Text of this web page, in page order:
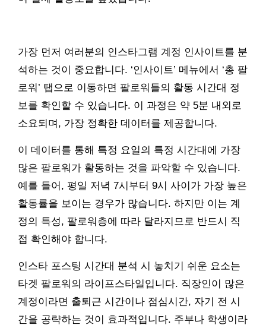
가장 먼저 여러분의 인스타그램 계정 인사이트를 분
석하는 것이 중요합니다. ‘인사이트’ 메뉴에서 ‘총 팔
로워’ 탭으로 이동하면 팔로워들의 활동 시간대 정
보를 확인할 수 있습니다. 이 과정은 약 5분 내외로
소요되며, 가장 정확한 데이터를 제공합니다.
이 데이터를 통해 특정 요일의 특정 시간대에 가장
많은 팔로워가 활동하는 것을 파악할 수 있습니다.
예를 들어, 평일 저녁 7시부터 9시 사이가 가장 높은
활동률을 보이는 경우가 많습니다. 하지만 이는 계
정의 특성, 팔로워층에 따라 달라지므로 반드시 직
접 확인해야 합니다.
인스타 포스팅 시간대 분석 시 놓치기 쉬운 요소는
타겟 팔로워의 라이프스타일입니다. 직장인이 많은
계정이라면 출퇴근 시간이나 점심시간, 자기 전 시
간을 공략하는 것이 효과적입니다. 주부나 학생이라